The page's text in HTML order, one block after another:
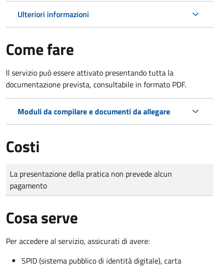
Ulteriori informazioni
Come fare
Il servizio può essere attivato presentando tutta la
documentazione prevista, consultabile in formato PDF.
Moduli da compilare e documenti da allegare
Costi
Tipo di pagamento
Importo
La presentazione della pratica non prevede alcun
pagamento
Cosa serve
Per accedere al servizio, assicurati di avere:
SPID (sistema pubblico di identità digitale), carta